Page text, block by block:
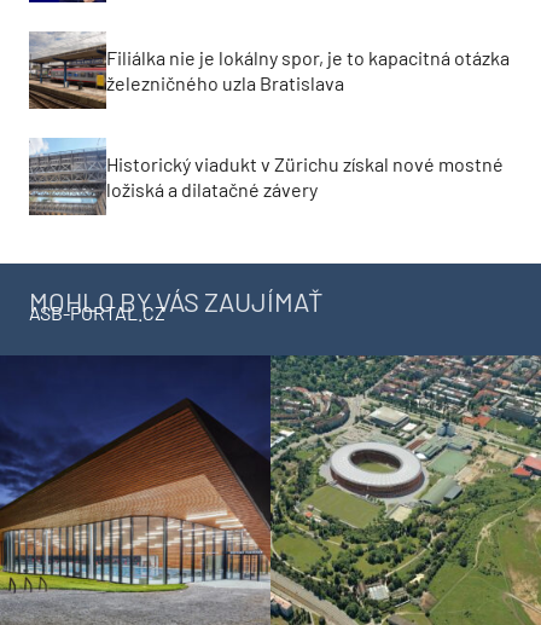
Filiálka nie je lokálny spor, je to kapacitná otázka
železničného uzla Bratislava
Historický viadukt v Zürichu získal nové mostné
ložiská a dilatačné závery
MOHLO BY VÁS ZAUJÍMAŤ
ASB-PORTAL.CZ